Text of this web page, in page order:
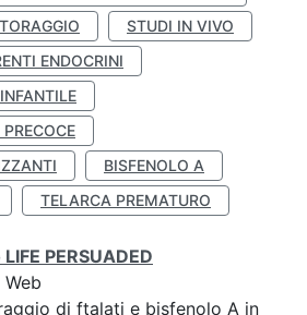
STUDI IN VIVO
ENDOCRINI
BISFENOLO A
TELARCA PREMATURO
PERSUADED
di ftalati e bisfenolo A in